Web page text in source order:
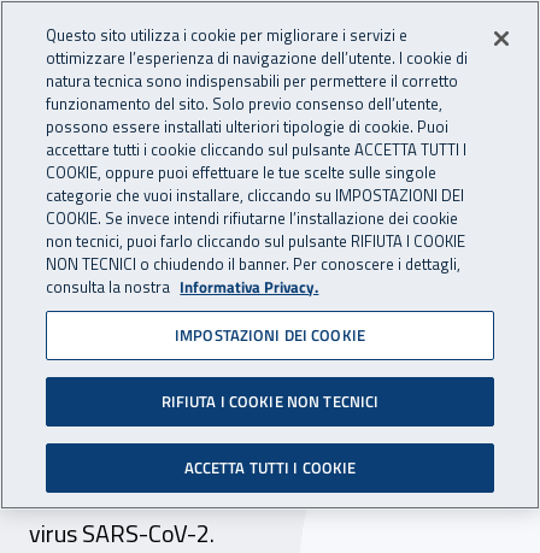
INAIL - Istituto Nazionale
Apri cerca
Navigazione principale
Navigazione - Ti trovi in:
Home Atti e documenti Circolari Inail
11 dicembre 2020
11 dicembre 2020
Circolare Inail n. 44 dell'11
dicembre 2020
Sorveglianza sanitaria dei lavoratori
maggiormente a rischio in caso di contagio da
virus SARS-CoV-2.
Questo sito utilizza i cookie per migliorare i servizi e
ottimizzare l’esperienza di navigazione dell’utente. I cookie di
natura tecnica sono indispensabili per permettere il corretto
funzionamento del sito. Solo previo consenso dell’utente,
possono essere installati ulteriori tipologie di cookie. Puoi
accettare tutti i cookie cliccando sul pulsante ACCETTA TUTTI I
COOKIE, oppure puoi effettuare le tue scelte sulle singole
categorie che vuoi installare, cliccando su IMPOSTAZIONI DEI
COOKIE. Se invece intendi rifiutarne l’installazione dei cookie
non tecnici, puoi farlo cliccando sul pulsante RIFIUTA I COOKIE
NON TECNICI o chiudendo il banner. Per conoscere i dettagli,
consulta la nostra Informativa Privacy.
IMPOSTAZIONI DEI COOKIE
RIFIUTA I COOKIE NON TECNICI
ACCETTA TUTTI I COOKIE